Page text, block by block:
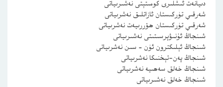
دىيانەت ئىشلىرى كومىتېتى نەشىرىياتى
شەرقىي تۈركىستان ئازاتلىق نەشرىياتى
شەرقىي تۈركىستان ھۆررىيەت نەشرىياتى
شىنجاڭ ئۇنىۋېرسىتىتى نەشىرىياتى
شىنجاڭ ئېلىكترون ئۈن – سىن نەشرىياتى
شىنجاڭ پەن-تېخنىكا نەشرىياتى
شىنجاڭ خەلق سەھىيە نەشرىياتى
شىنجاڭ خەلق نەشىرىياتى